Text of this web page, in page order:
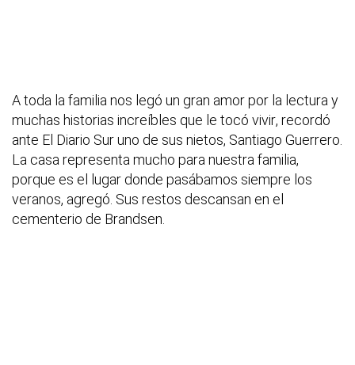
A toda la familia nos legó un gran amor por la lectura y
muchas historias increíbles que le tocó vivir, recordó
ante El Diario Sur uno de sus nietos, Santiago Guerrero.
La casa representa mucho para nuestra familia,
porque es el lugar donde pasábamos siempre los
veranos, agregó. Sus restos descansan en el
cementerio de Brandsen.